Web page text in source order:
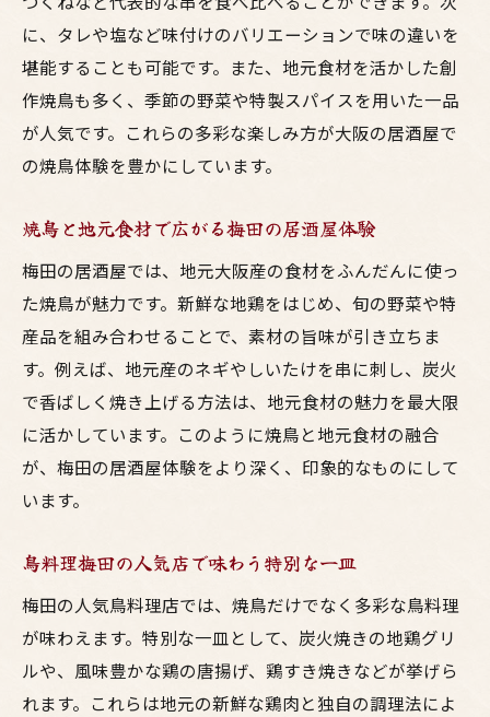
に、タレや塩など味付けのバリエーションで味の違いを
堪能することも可能です。また、地元食材を活かした創
作焼鳥も多く、季節の野菜や特製スパイスを用いた一品
が人気です。これらの多彩な楽しみ方が大阪の居酒屋で
の焼鳥体験を豊かにしています。
焼鳥と地元食材で広がる梅田の居酒屋体験
梅田の居酒屋では、地元大阪産の食材をふんだんに使っ
た焼鳥が魅力です。新鮮な地鶏をはじめ、旬の野菜や特
産品を組み合わせることで、素材の旨味が引き立ちま
す。例えば、地元産のネギやしいたけを串に刺し、炭火
で香ばしく焼き上げる方法は、地元食材の魅力を最大限
に活かしています。このように焼鳥と地元食材の融合
が、梅田の居酒屋体験をより深く、印象的なものにして
います。
鳥料理梅田の人気店で味わう特別な一皿
梅田の人気鳥料理店では、焼鳥だけでなく多彩な鳥料理
が味わえます。特別な一皿として、炭火焼きの地鶏グリ
ルや、風味豊かな鶏の唐揚げ、鶏すき焼きなどが挙げら
れます。これらは地元の新鮮な鶏肉と独自の調理法によ